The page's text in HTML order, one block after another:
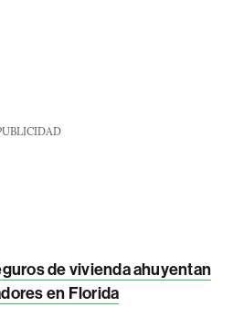
de vivienda ahuyentan
en Florida